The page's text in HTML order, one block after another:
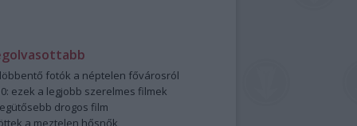
fotók a néptelen fővárosról
ezek a legjobb szerelmes filmek
drogos film
a meztelen hősnők